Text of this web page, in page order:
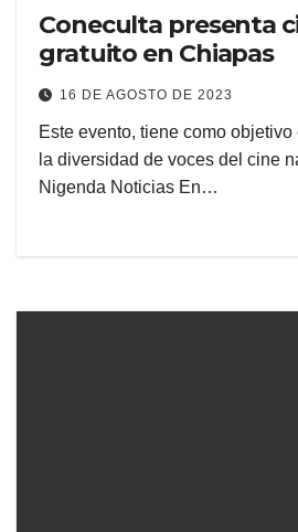
Coneculta presenta
gratuito en Chiapas
16 DE AGOSTO DE 2023
Este evento, tiene como
la diversidad de voces del cine
Nigenda Noticias En…